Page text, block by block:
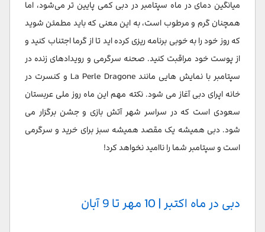
میانگین دمای در ماه سپتامبر در دبی کمی پایین تر می‌شود، اما
همچنان گرم و مرطوب است، به این معنی که باید مطمئن شوید
که روز خود را به خوبی برنامه ریزی کرده اید تا از گرما اجتناب کنید و
از پوست خود مراقبت کنید. صحنه سرگرمی و رویدادهای زنده در
سپتامبر با نمایش هایی مانند La Perle Dragone و کنسرت در
خانه اپرای دبی آغاز می شود. نکته مهم این ماه روز ملی عربستان
سعودی است که در سراسر شهر آتش بازی و جشن برگزار می
شود. دبی همیشه یک مقصد همیشه سبز برای خرید و سرگرمی
است و سپتامبر شما را ناامید نخواهد کرد!
دبی در ماه اکتبر | 10 مهر تا 9 آبان